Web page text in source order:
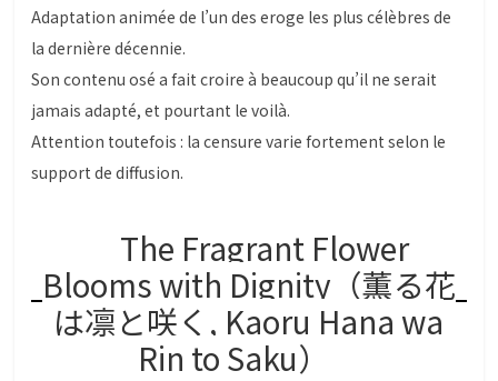
Adaptation animée de l’un des eroge les plus célèbres de
la dernière décennie.
Son contenu osé a fait croire à beaucoup qu’il ne serait
jamais adapté, et pourtant le voilà.
Attention toutefois : la censure varie fortement selon le
support de diffusion.
The Fragrant Flower
Blooms with Dignity（薫る花
は凛と咲く, Kaoru Hana wa
Rin to Saku）